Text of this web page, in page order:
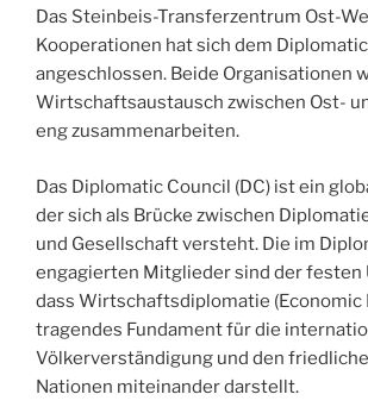
Das Steinbeis-Transferzentrum Ost-
Kooperationen hat sich dem
angeschlossen. Beide Organisationen
Wirtschaftsaustausch zwischen Ost-
eng zusammenarbeiten.
Das Diplomatic Council (DC) ist ein
der sich als Brücke zwischen
und Gesellschaft versteht. Die im
engagierten Mitglieder sind der festen
dass Wirtschaftsdiplomatie (Economic
tragendes Fundament für die
Völkerverständigung und den
Nationen miteinander darstellt.